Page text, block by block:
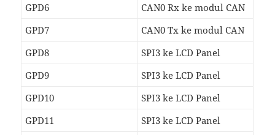
GPD6
CAN0 Rx ke modul CAN
GPD7
CAN0 Tx ke modul CAN
GPD8
SPI3 ke LCD Panel
GPD9
SPI3 ke LCD Panel
GPD10
SPI3 ke LCD Panel
GPD11
SPI3 ke LCD Panel